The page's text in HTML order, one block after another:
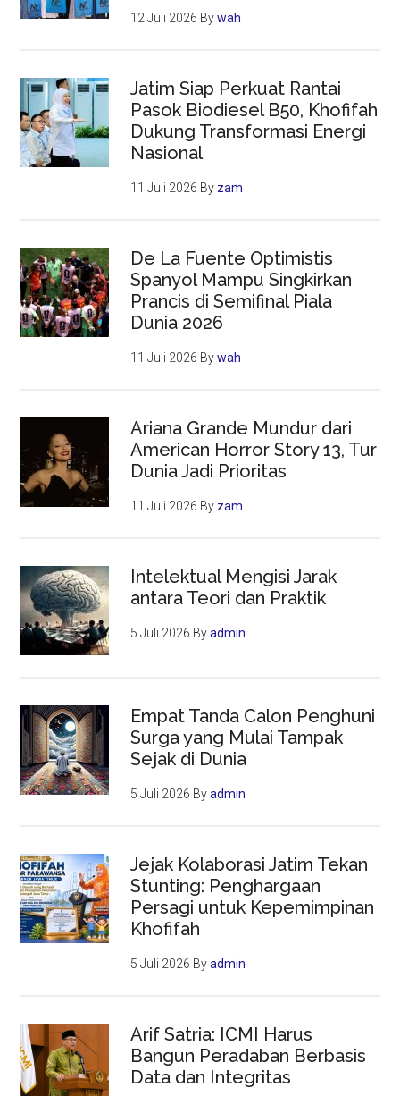
12 Juli 2026 Bywah
Jatim Siap Perkuat Rantai
Pasok Biodiesel B50, Khofifah
Dukung Transformasi Energi
Nasional
11 Juli 2026 By zam
De La Fuente Optimistis
Spanyol Mampu Singkirkan
Prancis di Semifinal Piala
Dunia 2026
11 Juli 2026 Bywah
Ariana Grande Mundur dari
American Horror Story 13, Tur
Dunia Jadi Prioritas
11 Juli 2026 By zam
Intelektual Mengisi Jarak
antara Teori dan Praktik
5 Juli 2026 Byadmin
Empat Tanda Calon Penghuni
Surga yang Mulai Tampak
Sejak di Dunia
5 Juli 2026 Byadmin
Jejak Kolaborasi Jatim Tekan
Stunting: Penghargaan
Persagi untuk Kepemimpinan
Khofifah
5 Juli 2026 Byadmin
Arif Satria: ICMI Harus
Bangun Peradaban Berbasis
Data dan Integritas